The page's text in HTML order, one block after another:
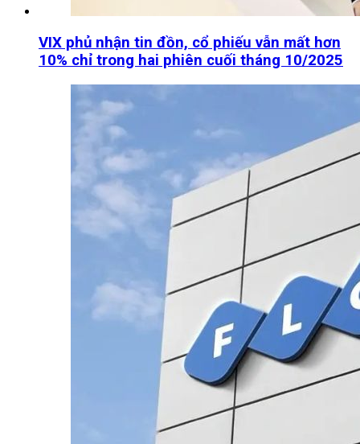
VIX phủ nhận tin đồn, cổ phiếu vẫn mất hơn
10% chỉ trong hai phiên cuối tháng 10/2025